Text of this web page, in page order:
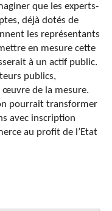
que les experts-
déjà dotés de
les représentants
en mesure cette
à un actif public.
publics,
œuvre de la mesure.
pourrait transformer
avec inscription
au profit de l’Etat